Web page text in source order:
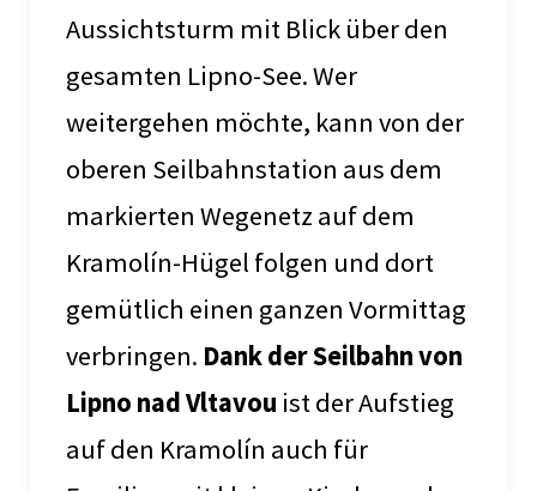
Aussichtsturm mit Blick über den
gesamten Lipno-See. Wer
weitergehen möchte, kann von der
oberen Seilbahnstation aus dem
markierten Wegenetz auf dem
Kramolín-Hügel folgen und dort
gemütlich einen ganzen Vormittag
verbringen. Dank der Seilbahn von
Lipno nad Vltavou ist der Aufstieg
auf den Kramolín auch für